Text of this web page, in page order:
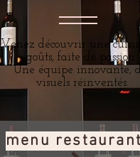
Venez découvrir une
goûts, faite de passion.
Une équipe innovante,
visuels réinventés.
menu restaurant